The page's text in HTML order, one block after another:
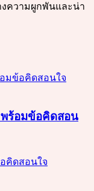
ความผูกพันและน่า
ร้อมข้อคิดสอน